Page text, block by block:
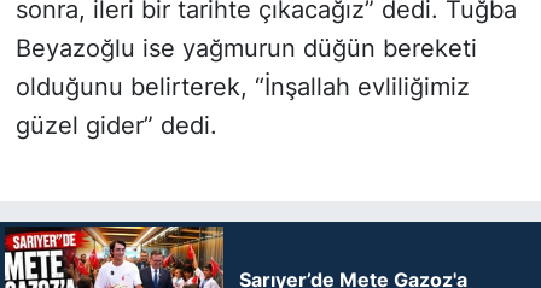
sonra, ileri bir tarihte çıkacağız” dedi. Tuğba
Beyazoğlu ise yağmurun düğün bereketi
olduğunu belirterek, “İnşallah evliliğimiz
güzel gider” dedi.
Sarıyer’de Mete Gazoz'a